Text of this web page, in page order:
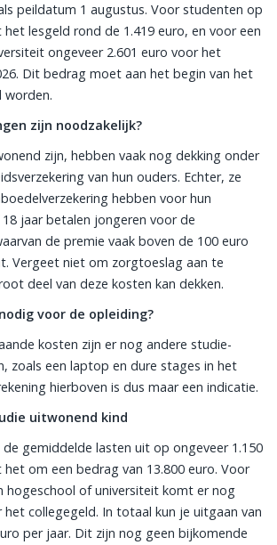
peildatum 1 augustus. Voor studenten op
lesgeld rond de 1.419 euro, en voor een
ongeveer 2.601 euro voor het
Dit bedrag moet aan het begin van het
worden.
zijn noodzakelijk?
zijn, hebben vaak nog dekking onder
van hun ouders. Echter, ze
hebben voor hun
jaar betalen jongeren voor de
de premie vaak boven de 100 euro
Vergeet niet om zorgtoeslag aan te
deel van deze kosten kan dekken.
voor de opleiding?
kosten zijn er nog andere studie-
zoals een laptop en dure stages in het
hierboven is dus maar een indicatie.
uitwonend kind
gemiddelde lasten uit op ongeveer 1.150
om een bedrag van 13.800 euro. Voor
hogeschool of universiteit komt er nog
het collegegeld. In totaal kun je uitgaan van
per jaar. Dit zijn nog geen bijkomende